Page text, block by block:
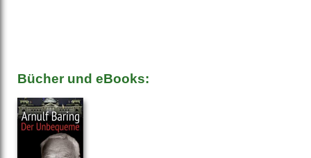
Bücher und eBooks: